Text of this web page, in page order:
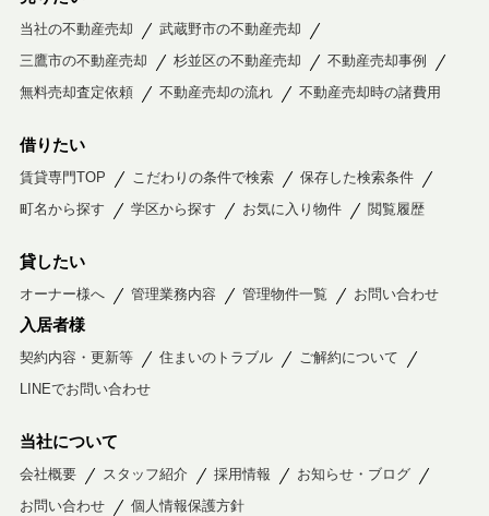
当社の不動産売却
武蔵野市の不動産売却
三鷹市の不動産売却
杉並区の不動産売却
不動産売却事例
無料売却査定依頼
不動産売却の流れ 不動産売却時の諸費用
借りたい
賃貸専門TOP こだわりの条件で検索
保存した検索条件
町名から探す
学区から探す お気に入り物件 閲覧履歴
貸したい
オーナー様へ 管理業務内容 管理物件一覧 お問い合わせ
入居者様
契約内容・更新等 住まいのトラブル
ご解約について
LINEでお問い合わせ
当社について
会社概要 スタッフ紹介 採用情報
お知らせ・ブログ
お問い合わせ
個人情報保護方針